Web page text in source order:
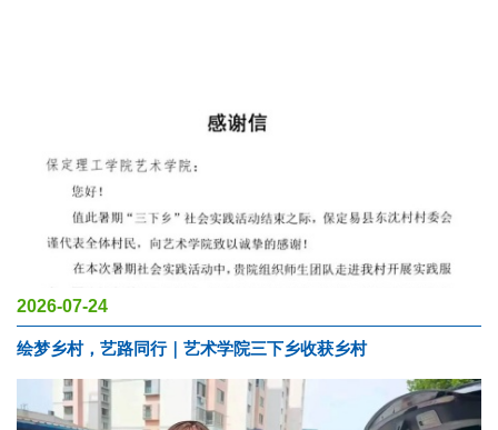
2026-07-24
绘梦乡村，艺路同行｜艺术学院三下乡收获乡村